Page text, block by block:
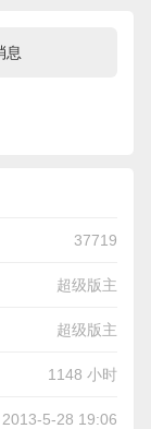
息
37719
超级版主
超级版主
1148 小时
2013-5-28 19:06